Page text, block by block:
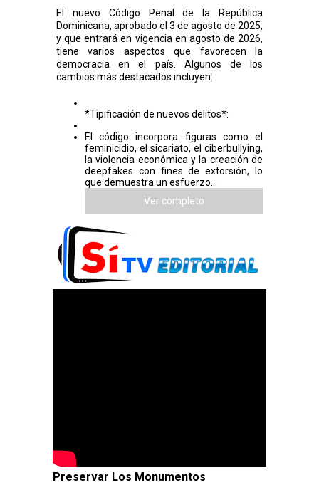
El nuevo Código Penal de la República
Dominicana, aprobado el 3 de agosto de 2025,
y que entrará en vigencia en agosto de 2026,
tiene varios aspectos que favorecen la
democracia en el país. Algunos de los
cambios más destacados incluyen:
*Tipificación de nuevos delitos*:
El código incorpora figuras como el
feminicidio, el sicariato, el ciberbullying,
la violencia económica y la creación de
deepfakes con fines de extorsión, lo
que demuestra un esfuerzo...
Ver completo
Preservar Los Monumentos